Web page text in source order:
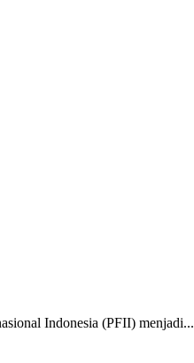
Indonesia (PFII) menjadi...